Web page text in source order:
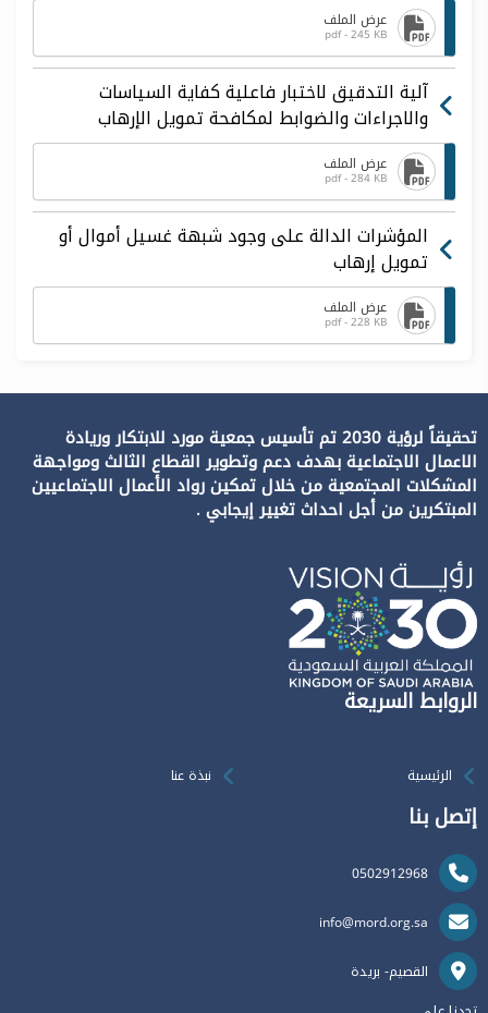
عرض الملف
pdf - 245 KB
آلية التدقيق لاختبار فاعلية كفاية السياسات
والاجراءات والضوابط لمكافحة تمويل الإرهاب
عرض الملف
pdf - 284 KB
المؤشرات الدالة على وجود شبهة غسيل أموال أو
تمويل إرهاب
عرض الملف
pdf - 228 KB
تحقيقاً لرؤية 2030 تم تأسيس جمعية مورد للابتكار وريادة
الاعمال الاجتماعية بهدف دعم وتطوير القطاع الثالث ومواجهة
المشكلات المجتمعية من خلال تمكين رواد الأعمال الاجتماعيين
المبتكرين من أجل احداث تغيير إيجابي .
الروابط السريعة
الرئيسية نبذة عنا
إتصل بنا
0502912968
info@mord.org.sa
القصيم- بريدة